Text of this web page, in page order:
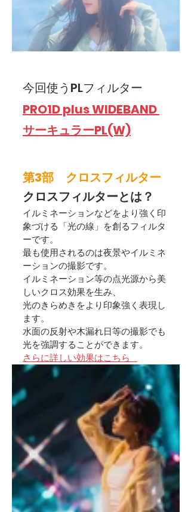
今回使うPLフィルター
PRO1D plus WIDEBAND
サーキュラーPL(W)
第3部　クロスフィルター
クロスフィルターとは？
イルミネーションなどをより強く印
象づける「光の線」を創るフィルタ
ーです。
最も使用されるのは夜景やイルミネ
ーションの撮影です。
イルミネーション等の点光源から美
しいクロス効果を生み、
光のきらめきをより印象強く表現し
ます。
水面の反射や木漏れ日等の撮影でも
光を強調することができます。
さらに詳しい効果はこちら